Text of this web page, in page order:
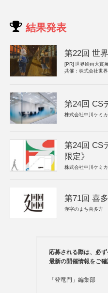
結果発表
第22回 世
[PR] 世界絵画大賞
共催：株式会社世
第24回 CS
株式会社中川ケミ
第24回 CS
限定》
株式会社中川ケミ
第71回 喜
漢字のまち喜多方
応募される際は、必
最新の開催情報をご確
「登竜門」編集部